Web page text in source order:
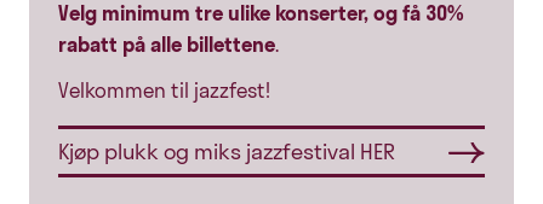
Velg minimum tre ulike konserter, og få 30%
rabatt på alle billettene.
Velkommen til jazzfest!
Kjøp plukk og miks jazzfestival HER